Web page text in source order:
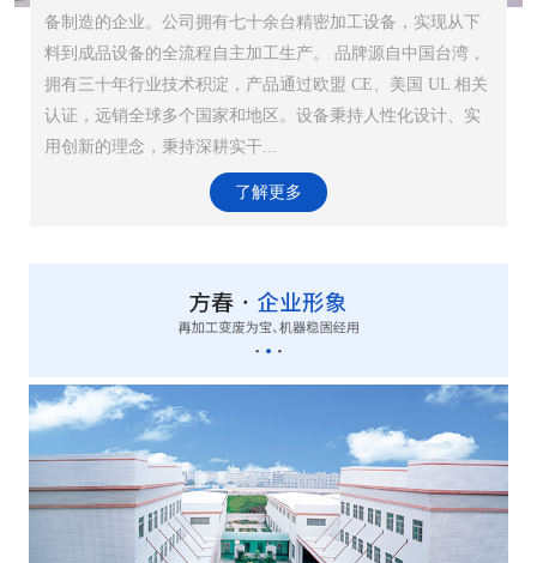
备制造的企业。公司拥有七十余台精密加工设备，实现从下
料到成品设备的全流程自主加工生产。 品牌源自中国台湾，
拥有三十年行业技术积淀，产品通过欧盟 CE、美国 UL 相关
认证，远销全球多个国家和地区。设备秉持人性化设计、实
用创新的理念，秉持深耕实干...
了解更多